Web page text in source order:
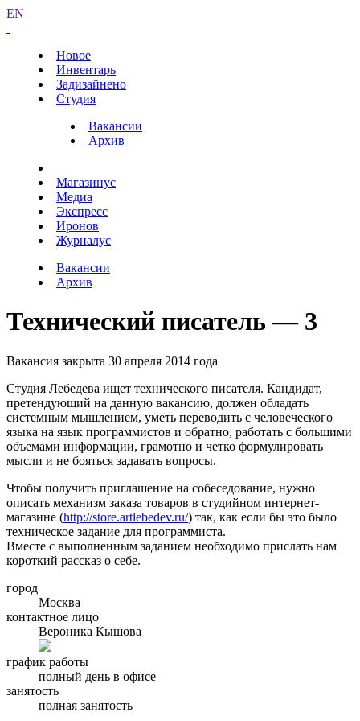
EN
Новое
Инвентарь
Задизайнено
Студия
Вакансии
Архив
Магазинус
Медиа
Экспресс
Иронов
Журналус
Вакансии
Архив
Технический писатель — 3
Вакансия закрыта 30 апреля 2014 года
Студия Лебедева ищет технического писателя. Кандидат,
претендующий на данную вакансию, должен обладать
системным мышлением, уметь переводить с человеческого
языка на язык программистов и обратно, работать с большими
объемами информации, грамотно и четко формулировать
мысли и не бояться задавать вопросы.
Чтобы получить приглашение на собеседование, нужно
описать механизм заказа товаров в студийном интернет-
магазине (http://store.artlebedev.ru/) так, как если бы это было
техническое задание для программиста.
Вместе с выполненным заданием необходимо прислать нам
короткий рассказ о себе.
город
Москва
контактное лицо
Вероника Кышова
график работы
полный день в офисе
занятость
полная занятость